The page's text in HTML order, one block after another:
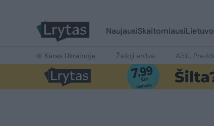
NaujausiSkaitomiausi
Karas Ukrainoje Žalioji erdvė Ačiū,